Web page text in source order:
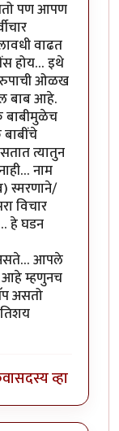
पण आपण
वाढत
होय… इथे
ओळख
बाब आहे.
बाबीमुळेच
त्यातुन
नाम
स्मरणाने/
विचार
हे घडन
असते… आपले
आहे म्हणुनच
असतो
सदस्य व्हा